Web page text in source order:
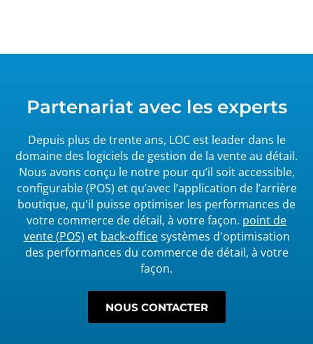
Partenariat avec les experts
Depuis plus de trente ans, LOC est leader dans le
domaine des logiciels de gestion de la vente au détail.
Nous avons conçu le notre pour qu’il soit accessible,
configurable (POS) et qu’avec l’application de l’arrière
boutique, qu'il puisse optimiser les performances de
votre commerce de détail, à votre façon. point de
vente (POS) et back-officesystèmes d'optimisation
des performances du commerce de détail, à votre
façon.
NOUS CONTACTER